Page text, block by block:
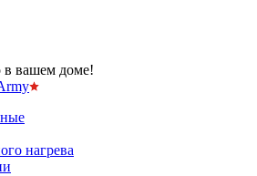
в вашем доме!
нагрева